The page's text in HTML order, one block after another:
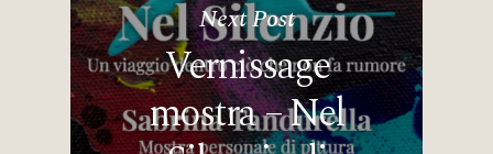
Next Post
Vernissage
mostra – Nel